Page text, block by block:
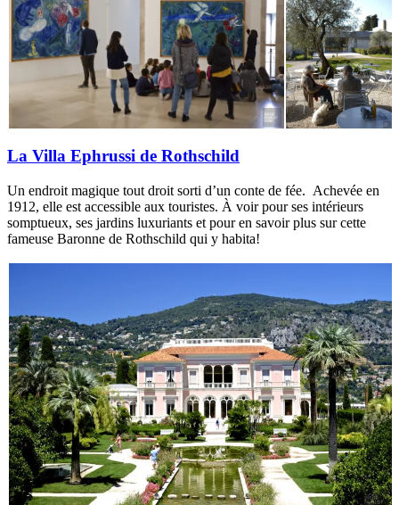
La Villa Ephrussi de Rothschild
Un endroit magique tout droit sorti d’un conte de fée. Achevée en
1912, elle est accessible aux touristes. À voir pour ses intérieurs
somptueux, ses jardins luxuriants et pour en savoir plus sur cette
fameuse Baronne de Rothschild qui y habita!